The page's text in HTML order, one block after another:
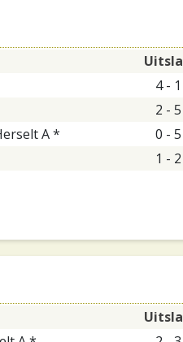
4 - 1
2 - 5
A * 0 - 5
1 - 2